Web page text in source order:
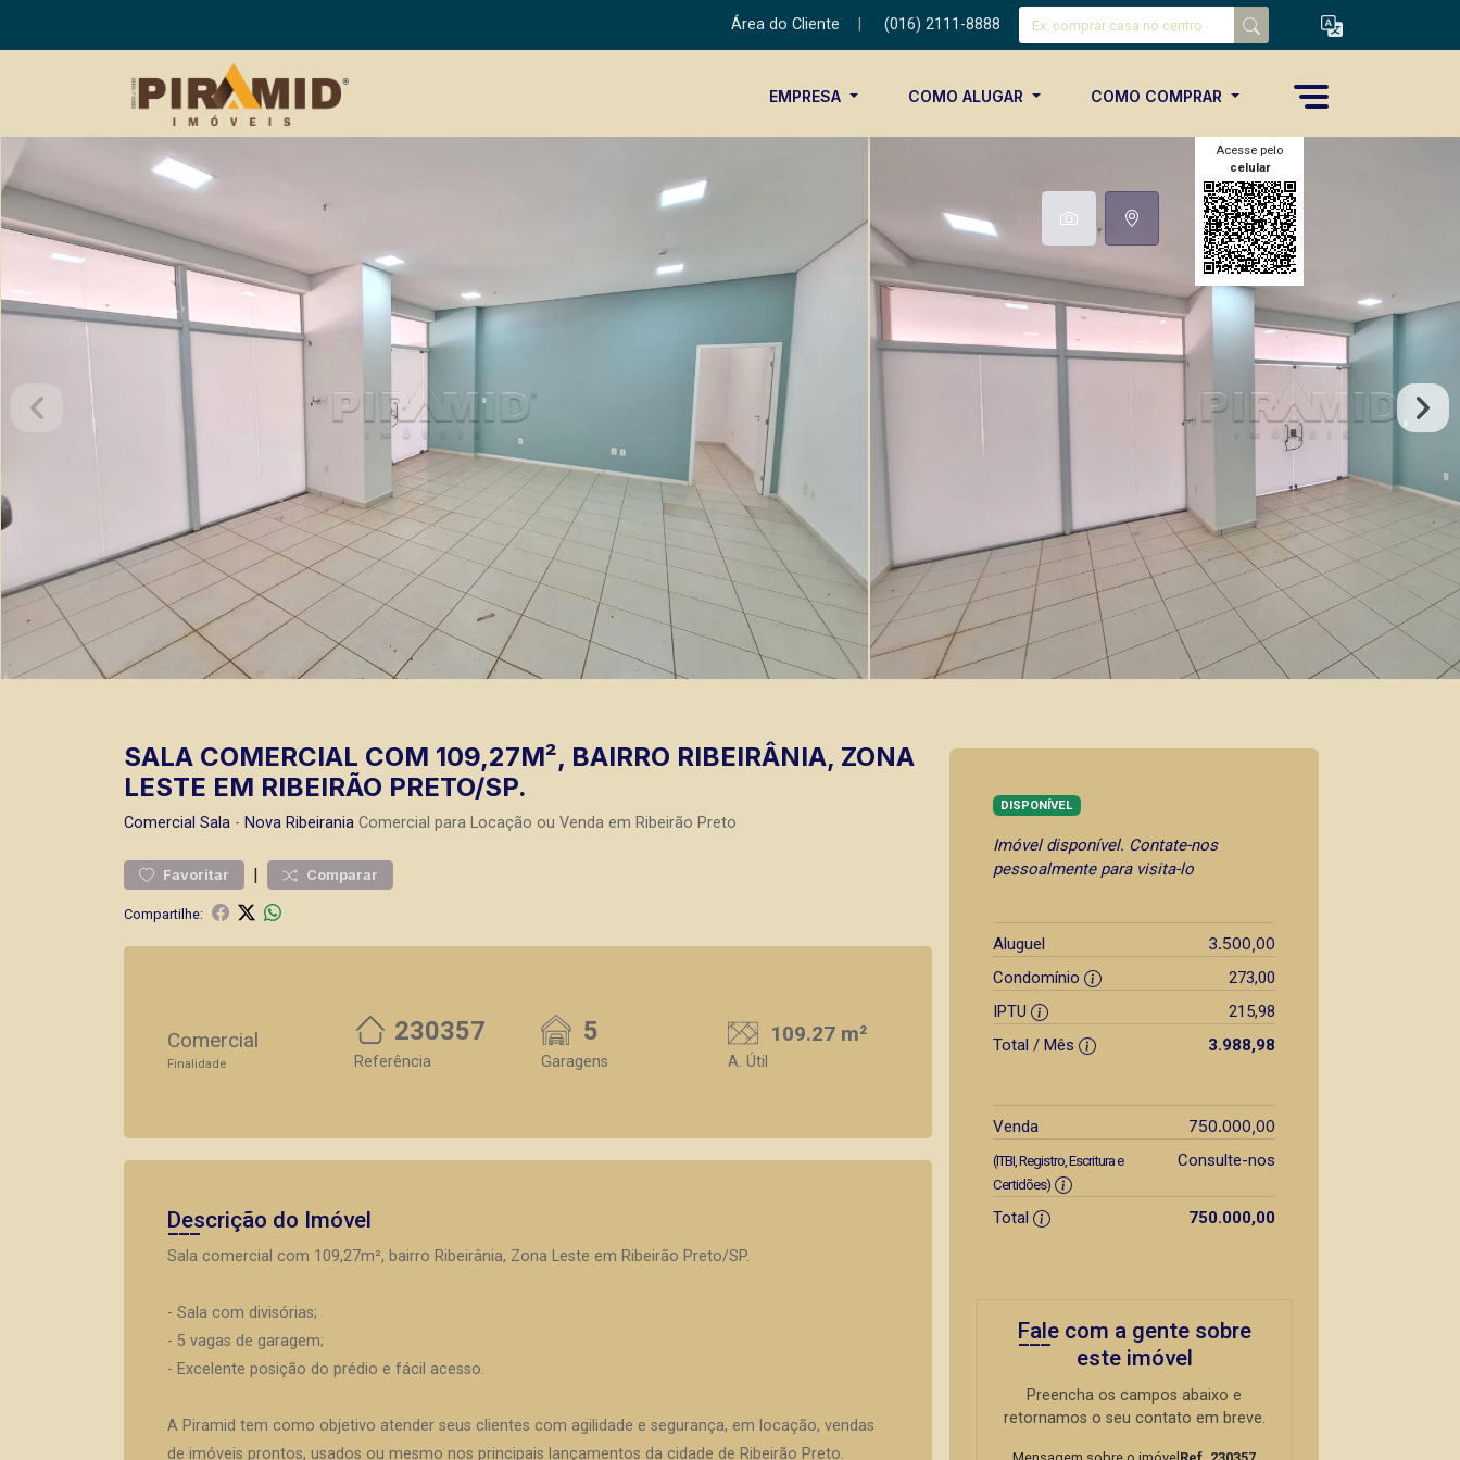
Área do Cliente (016) 2111-8888
EMPRESA COMO ALUGAR COMO COMPRAR
Acesse pelo
celular
SALA COMERCIAL COM 109,27M², BAIRRO RIBEIRÂNIA, ZONA
LESTE EM RIBEIRÃO PRETO/SP.
Comercial Sala - Nova Ribeirania Comercial para Locação ou Venda em Ribeirão Preto
Favoritar | Comparar
Compartilhe:
Comercial
Finalidade
230357
Referência
5
Garagens
109.27 m²
A. Útil
Descrição do Imóvel
Sala comercial com 109,27m², bairro Ribeirânia, Zona Leste em Ribeirão Preto/SP.
- Sala com divisórias;
- 5 vagas de garagem;
- Excelente posição do prédio e fácil acesso.
A Piramid tem como objetivo atender seus clientes com agilidade e segurança, em locação, vendas
de imóveis prontos, usados ou mesmo nos principais lançamentos da cidade de Ribeirão Preto.
DISPONÍVEL
Imóvel disponível. Contate-nos
pessoalmente para visita-lo
Aluguel 3.500,00
Condomínio
273,00
IPTU
215,98
Total / Mês
3.988,98
Venda 750.000,00
(ITBI, Registro, Escritura e
Certidões)
Consulte-nos
Total 750.000,00
Fale com a gente sobre
este imóvel
Preencha os campos abaixo e
retornamos o seu contato em breve.